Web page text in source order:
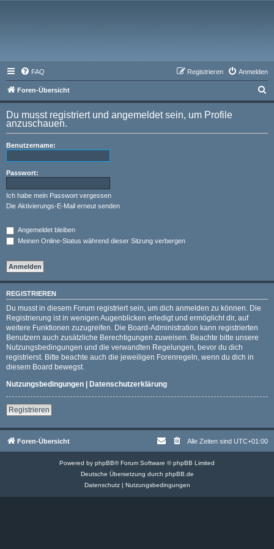
FAQ Anmelden
Registrieren
Foren-Übersicht
u
h
Du musst registriert und angemeldet sein, um Profile
anzuschauen.
Benutzername:
Passwort:
Ich habe mein Passwort vergessen
Die Aktivierungs-E-Mail erneut senden
Angemeldet bleiben
Meinen Online-Status während dieser Sitzung verbergen
REGISTRIEREN
Du musst in diesem Forum registriert sein, um dich anmelden zu können. Die
Registrierung ist in wenigen Augenblicken erledigt und ermöglicht dir, auf
weitere Funktionen zuzugreifen. Die Board-Administration kann registrierten
Benutzern auch zusätzliche Berechtigungen zuweisen. Beachte bitte unsere
Nutzungsbedingungen und die verwandten Regelungen, bevor du dich
registrierst. Bitte beachte auch die jeweiligen Forenregeln, wenn du dich in
diesem Board bewegst.
Nutzungsbedingungen | Datenschutzerklärung
Registrieren
Foren-Übersicht Alle Zeiten sind UTC+01:00
Powered by phpBB® Forum Software © phpBB Limited
Deutsche Übersetzung durch phpBB.de
Datenschutz| Nutzungsbedingungen